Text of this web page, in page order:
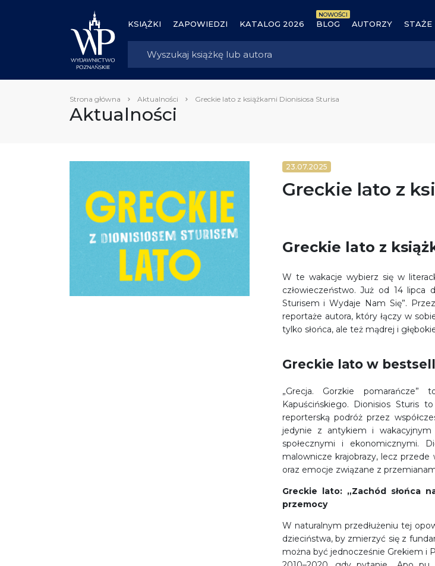
KSIĄŻKI ZAPOWIEDZI KATALOG 2026 BLOG
NOWOŚCI
AUTORZY STAŻE
Strona główna Aktualności Greckie lato z książkami Dionisiosa Sturisa
Aktualności
23.07.2025
Greckie lato z
Greckie lato z
W te wakacje wybierz się w
człowieczeństwo. Już od 14
Sturisem i Wydaje Nam Się”.
reportaże autora, który łączy w
tylko słońca, ale też mądrej i
Greckie lato w
„Grecja. Gorzkie
Kapuścińskiego. Dionisios Sturis
reporterską podróż przez
jedynie z antykiem i
społecznymi i ekonomicznymi.
malownicze krajobrazy, lecz
oraz emocje związane z
Greckie lato: „Zachód słońca
przemocy
W naturalnym przedłużeniu tej
dzieciństwa, by zmierzyć się z
można być jednocześnie Grekiem i